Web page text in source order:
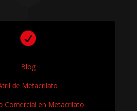

Blog
de Metacrilato
Comercial en Metacrilato